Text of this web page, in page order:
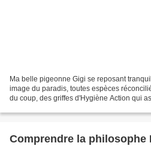
Ma belle pigeonne Gigi se reposant
image du paradis, toutes espèces
du coup, des griffes d'Hygiène Action qui
Comprendre la philosophe